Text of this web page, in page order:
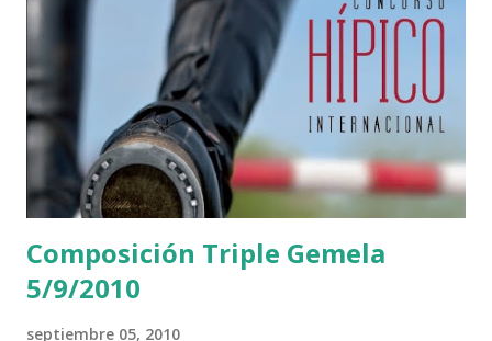
Composición Triple Gemela
5/9/2010
septiembre 05, 2010